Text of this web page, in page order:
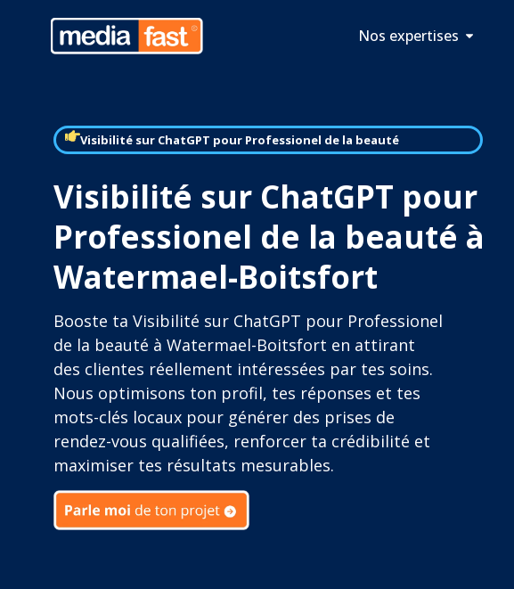
Nos expertises
Visibilité sur ChatGPT pour Professionel de la beauté
Visibilité sur ChatGPT pour
Professionel de la beauté à
Watermael-Boitsfort
Booste ta Visibilité sur ChatGPT pour Professionel
de la beauté à Watermael-Boitsfort en attirant
des clientes réellement intéressées par tes soins.
Nous optimisons ton profil, tes réponses et tes
mots-clés locaux pour générer des prises de
rendez-vous qualifiées, renforcer ta crédibilité et
maximiser tes résultats mesurables.